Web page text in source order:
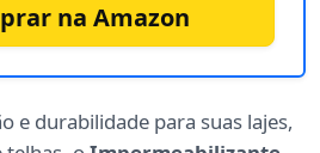
na Amazon
e durabilidade para suas lajes,